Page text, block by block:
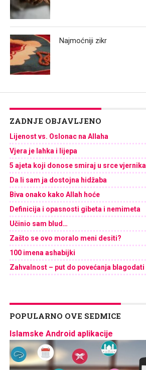
Najmoćniji zikr
ZADNJE OBJAVLJENO
Lijenost vs. Oslonac na Allaha
Vjera je lahka i lijepa
5 ajeta koji donose smiraj u srce vjernika
Da li sam ja dostojna hidžaba
Biva onako kako Allah hoće
Definicija i opasnosti gibeta i nemimeta
Učinio sam blud…
Zašto se ovo moralo meni desiti?
100 imena ashabijki
Zahvalnost – put do povećanja blagodati
POPULARNO OVE SEDMICE
Islamske Android aplikacije